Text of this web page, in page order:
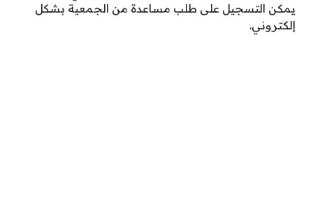
يمكن التسجيل على طلب مساعدة من الجمعية بشكل
إلكتروني.